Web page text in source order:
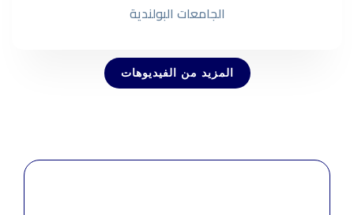
الجامعات البولندية
المزيد من الفيديوهات